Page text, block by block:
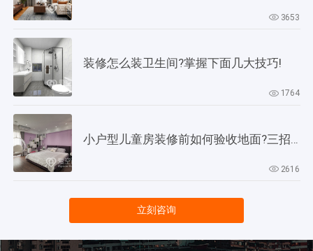
3653
装修怎么装卫生间?掌握下面几大技巧!
1764
2616
立刻咨询